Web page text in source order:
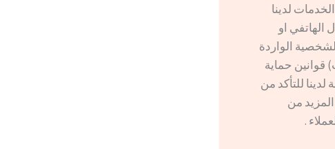
لدينا
الهاتفي او
الواردة
قوانين حماية
للتأكد من
من
.